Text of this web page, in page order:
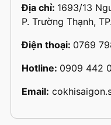
Địa chỉ: 1693/13
P. Trường Thạnh,
Điện thoại: 0769
Hotline: 0909 442
Email: